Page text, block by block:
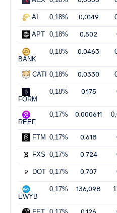
AI 0,18% 0,0149
APT 0,18% 0,502
BANK
0,18% 0,0463
CATI 0,18% 0,0330
FORM
0,18% 0,175
REEF
0,17% 0,000611
FTM 0,17% 0,618
FXS 0,17% 0,724
DOT 0,17% 0,707
EWYB
0,17% 136,098